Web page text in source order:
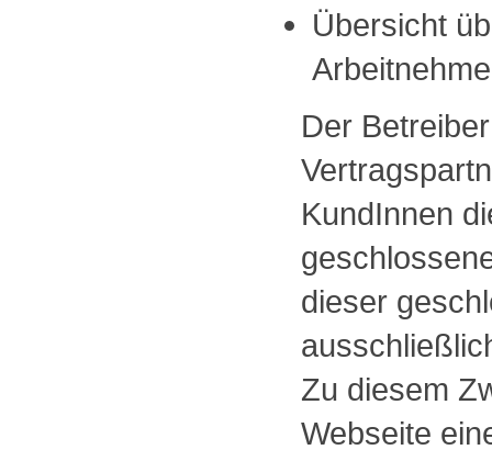
Übersicht
Der
KundInnen
dieser
Zu diesem
Webseite